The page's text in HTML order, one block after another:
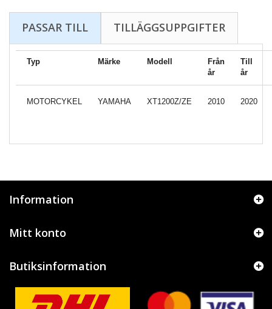
PASSAR TILL TILLÄGGSUPPGIFTER
Typ Märke Modell
Från
år
Till
år
MOTORCYKEL YAMAHA XT1200Z/ZE 2010 2020
Information
Mitt konto
Butiksinformation